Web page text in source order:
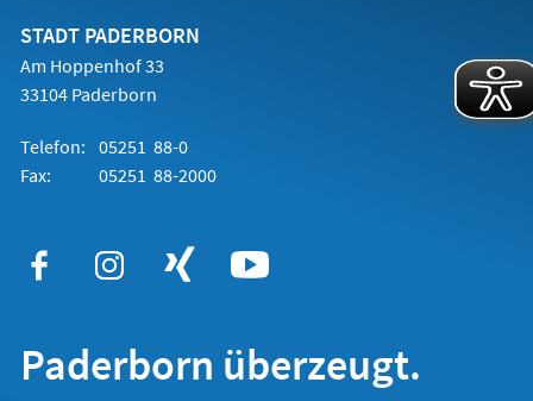
STADT PADERBORN
Am Hoppenhof 33
33104 Paderborn
Telefon: 05251 88-0
Fax:
05251 88-2000
Paderborn überzeugt.